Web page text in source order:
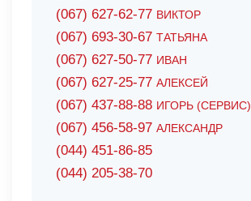
(067) 627-62-77 ВИКТОР
(067) 693-30-67 ТАТЬЯНА
(067) 627-50-77 ИВАН
(067) 627-25-77 АЛЕКСЕЙ
(067) 437-88-88 ИГОРЬ (СЕРВИС)
(067) 456-58-97 АЛЕКСАНДР
(044) 451-86-85
(044) 205-38-70